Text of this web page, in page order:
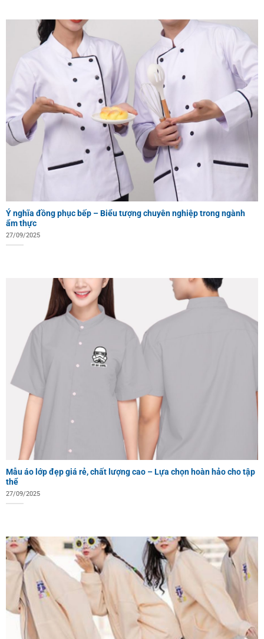
Ý nghĩa đồng phục bếp – Biểu tượng chuyên nghiệp trong ngành
ẩm thực
27/09/2025
Mẫu áo lớp đẹp giá rẻ, chất lượng cao – Lựa chọn hoàn hảo cho tập
thể
27/09/2025